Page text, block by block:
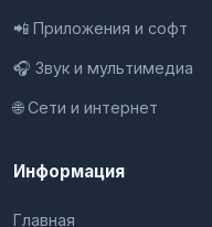
📲 Приложения и софт
🎧 Звук и мультимедиа
🌐 Сети и интернет
Информация
Главная